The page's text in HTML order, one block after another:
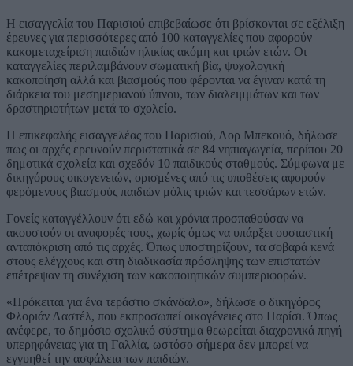
Η εισαγγελία του Παρισιού επιβεβαίωσε ότι βρίσκονται σε εξέλιξη
έρευνες για περισσότερες από 100 καταγγελίες που αφορούν
κακομεταχείριση παιδιών ηλικίας ακόμη και τριών ετών. Οι
καταγγελίες περιλαμβάνουν σωματική βία, ψυχολογική
κακοποίηση αλλά και βιασμούς που φέρονται να έγιναν κατά τη
διάρκεια του μεσημεριανού ύπνου, των διαλειμμάτων και των
δραστηριοτήτων μετά το σχολείο.
Η επικεφαλής εισαγγελέας του Παρισιού, Λορ Μπεκουό, δήλωσε
πως οι αρχές ερευνούν περιστατικά σε 84 νηπιαγωγεία, περίπου 20
δημοτικά σχολεία και σχεδόν 10 παιδικούς σταθμούς. Σύμφωνα με
δικηγόρους οικογενειών, ορισμένες από τις υποθέσεις αφορούν
φερόμενους βιασμούς παιδιών μόλις τριών και τεσσάρων ετών.
Γονείς καταγγέλλουν ότι εδώ και χρόνια προσπαθούσαν να
ακουστούν οι αναφορές τους, χωρίς όμως να υπάρξει ουσιαστική
ανταπόκριση από τις αρχές. Όπως υποστηρίζουν, τα σοβαρά κενά
στους ελέγχους και στη διαδικασία πρόσληψης των επιστατών
επέτρεψαν τη συνέχιση των κακοποιητικών συμπεριφορών.
«Πρόκειται για ένα τεράστιο σκάνδαλο», δήλωσε ο δικηγόρος
Φλοριάν Λαστέλ, που εκπροσωπεί οικογένειες στο Παρίσι. Όπως
ανέφερε, το δημόσιο σχολικό σύστημα θεωρείται διαχρονικά πηγή
υπερηφάνειας για τη Γαλλία, ωστόσο σήμερα δεν μπορεί να
εγγυηθεί την ασφάλεια των παιδιών.